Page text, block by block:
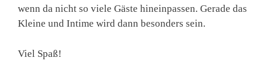
wenn da nicht so viele Gäste hineinpassen. Gerade das
Kleine und Intime wird dann besonders sein.
Viel Spaß!